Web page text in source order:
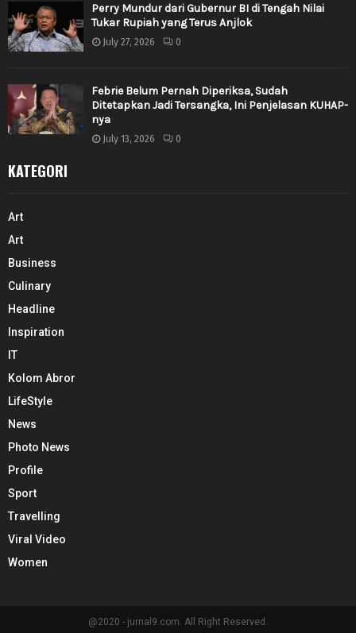
Perry Mundur dari Gubernur BI di Tengah Nilai
Tukar Rupiah yang Terus Anjlok
July 27, 2026 0
Febrie Belum Pernah Diperiksa, Sudah
Ditetapkan Jadi Tersangka, Ini Penjelasan KUHAP-
nya
July 13, 2026 0
KATEGORI
Art
Art
Business
Culinary
Headline
Inspiration
IT
Kolom Abror
LifeStyle
News
Photo News
Profile
Sport
Travelling
Viral Video
Women
@2020 - jurnal9.com. All Right Reserved.